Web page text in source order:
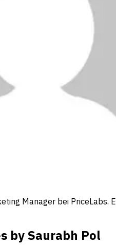
Manager bei PriceLabs.
by Saurabh Pol